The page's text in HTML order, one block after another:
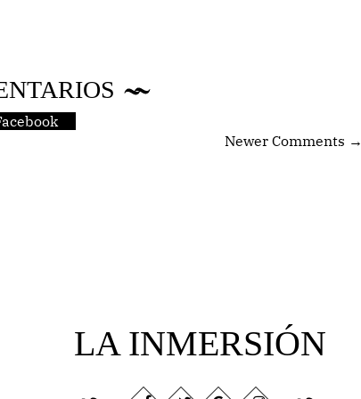
Newer Comments →
LA INMERSIÓN